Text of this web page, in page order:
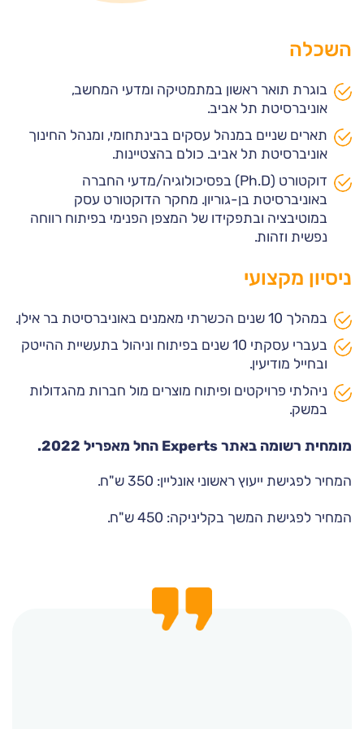
השכלה
בוגרת תואר ראשון במתמטיקה ומדעי המחשב,
אוניברסיטת תל אביב.
תארים שניים במנהל עסקים בבינתחומי, ומנהל החינוך
אוניברסיטת תל אביב. כולם בהצטיינות.
דוקטורט (Ph.D) בפסיכולוגיה/מדעי החברה
באוניברסיטת בן-גוריון. מחקר הדוקטורט עסק
במוטיבציה ובתפקידו של המצפן הפנימי בפיתוח רווחה
נפשית וזהות.
ניסיון מקצועי
במהלך 10 שנים הכשרתי מאמנים באוניברסיטת בר אילן.
בעברי עסקתי 10 שנים בפיתוח וניהול בתעשיית ההייטק
ובחייל מודיעין.
ניהלתי פרויקטים ופיתוח מוצרים מול חברות מהגדולות
במשק.
מומחית רשומה באתר Experts החל מאפריל 2022.
המחיר לפגישת ייעוץ ראשוני אונליין: 350 ש"ח.
המחיר לפגישת המשך בקליניקה: 450 ש"ח.